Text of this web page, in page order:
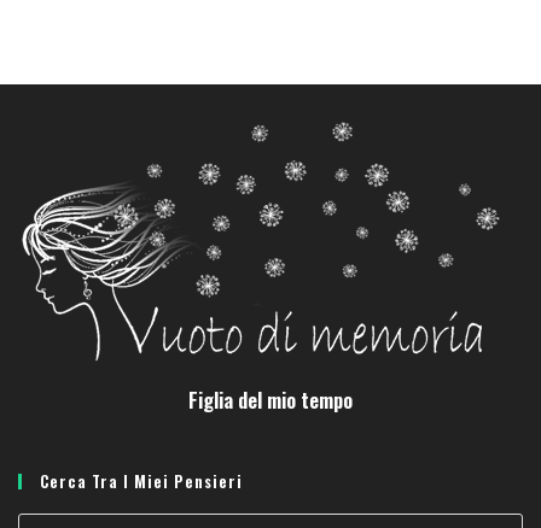
Figlia del mio tempo
Cerca Tra I Miei Pensieri